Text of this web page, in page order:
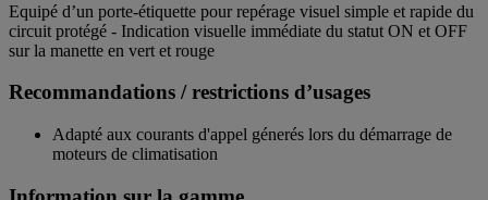
Equipé d’un porte-étiquette pour repérage visuel simple et rapide du
circuit protégé - Indication visuelle immédiate du statut ON et OFF
sur la manette en vert et rouge
Recommandations / restrictions d’usages
Adapté aux courants d'appel génerés lors du démarrage de
moteurs de climatisation